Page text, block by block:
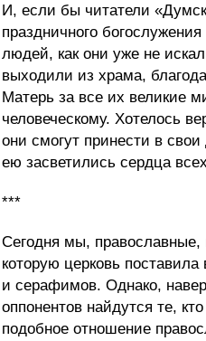
И, если бы читатели
праздничного
людей, как они уже не
выходили из храма,
Матерь за все их великие
человеческому. Хотелось
они смогут принести в
ею засветились сердца
***
Сегодня мы,
которую церковь
и серафимов. Однако,
оппонентов найдутся те,
подобное отношение